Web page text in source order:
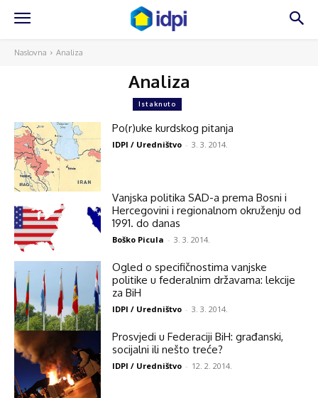
Naslovna Analiza
Analiza
Istaknuto
Po(r)uke kurdskog pitanja
IDPI / Uredništvo - 3. 3. 2014.
Vanjska politika SAD-a prema Bosni i
Hercegovini i regionalnom okruženju od
1991. do danas
Boško Picula - 3. 3. 2014.
Ogled o specifičnostima vanjske
politike u federalnim državama: lekcije
za BiH
IDPI / Uredništvo - 3. 3. 2014.
Prosvjedi u Federaciji BiH: građanski,
socijalni ili nešto treće?
IDPI / Uredništvo - 12. 2. 2014.